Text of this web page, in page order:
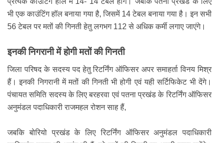
भी एक काउंटिंग हॉल बनाया गया है, जिसमें 14 टेबल बनाया गया है। इन सभी
56 टेबल पर मतों की गिनती हेतु लगभग 112 से अधिक कर्मी लगाए जाएंगे।
इनकी निगरानी में होगी मतों की गिनती
जिला परिषद के सदस्य पद हेतु रिटर्निंग ऑफिसर अपर समाहर्ता विनय मिश्र
हैं। इनकी निगरानी में मतों की गिनती भी होगी एवं यही सर्टिफिकेट भी देंगे।
पंचायत समिति सदस्य के लिए बरहरवा एवं पतना प्रखंड के रिटर्निंग ऑफिसर
अनुमंडल पदाधिकारी राजमहल रोशन साह हैं,
जबकि बोरियो प्रखंड के लिए रिटर्निंग ऑफिसर अनुमंडल पदाधिकारी